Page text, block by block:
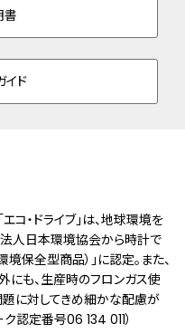
アガラス（無反射コーティン
示機能
能
書
ド
コ・ドライブ」は、地球環境を
人日本環境協会から時計で
保全型商品）」に認定。また、
も、生産時のフロンガス使
に対してきめ細かな配慮が
ク認定番号06 134 011）